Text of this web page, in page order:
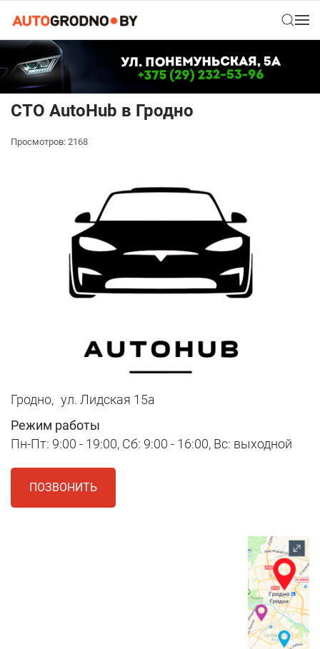
СТО AutoHub в Гродно
Просмотров: 2168
Гродно, ул. Лидская 15а
Режим работы
Пн-Пт: 9:00 - 19:00, Сб: 9:00 - 16:00, Вс: выходной
ПОЗВОНИТЬ